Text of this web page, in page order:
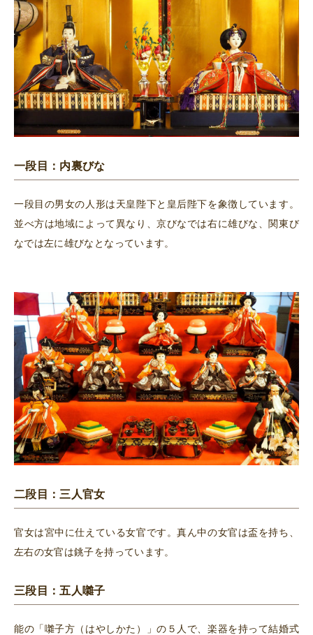
一段目：内裏びな
一段目の男女の人形は天皇陛下と皇后陛下を象徴しています。
並べ方は地域によって異なり、京びなでは右に雄びな、関東び
なでは左に雄びなとなっています。
二段目：三人官女
官女は宮中に仕えている女官です。真ん中の女官は盃を持ち、
左右の女官は銚子を持っています。
三段目：五人囃子
能の「囃子方（はやしかた）」の５人で、楽器を持って結婚式